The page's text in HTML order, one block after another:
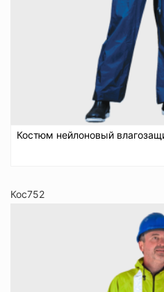
Костюм нейлоновый
Кос752